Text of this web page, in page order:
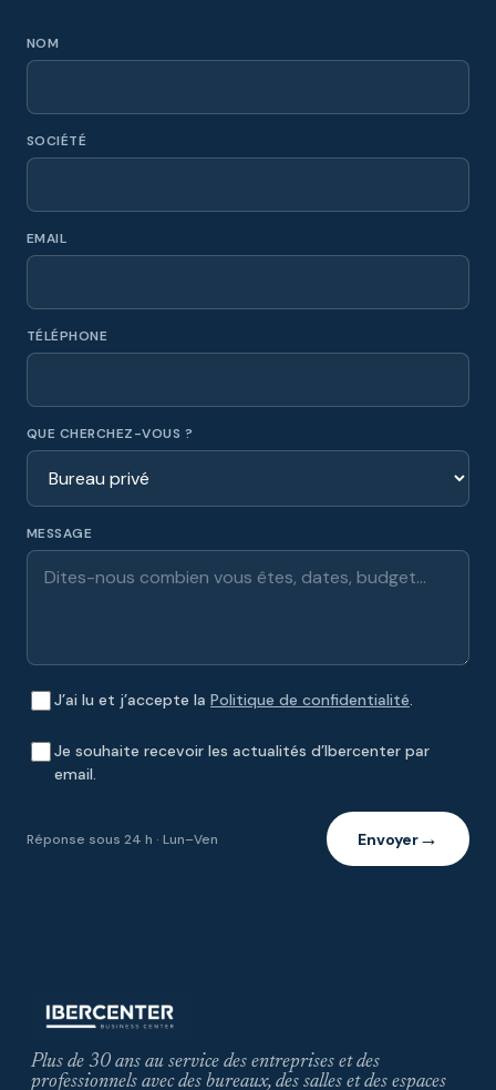
NOM
SOCIÉTÉ
EMAIL
TÉLÉPHONE
QUE CHERCHEZ-VOUS ?
MESSAGE
J’ai lu et j’accepte la Politique de confidentialité.
Je souhaite recevoir les actualités d’Ibercenter par
email.
Réponse sous 24 h · Lun–Ven Envoyer→
Plus de 30 ans au service des entreprises et des
professionnels avec des bureaux, des salles et des espaces